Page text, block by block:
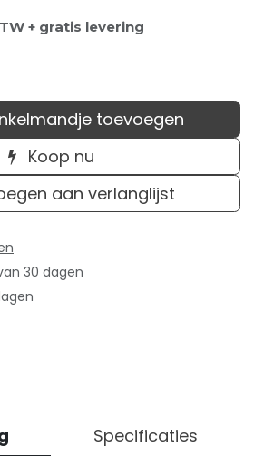
+ gratis levering
toevoegen
Koop nu
aan verlanglijst
30 dagen
Specificaties